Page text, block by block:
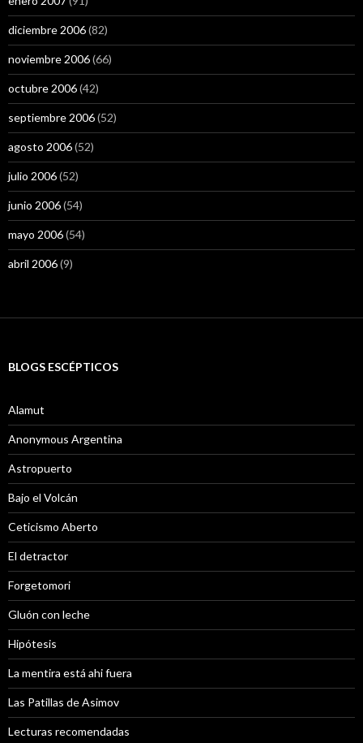
diciembre 2006(82)
noviembre 2006(66)
octubre 2006(42)
septiembre 2006(52)
agosto 2006(52)
julio 2006(52)
junio 2006(54)
mayo 2006(54)
abril 2006(9)
BLOGS ESCÉPTICOS
Alamut
Anonymous Argentina
Astropuerto
Bajo el Volcán
Ceticismo Aberto
El detractor
Forgetomori
Gluón con leche
Hipótesis
La mentira está ahi fuera
Las Patillas de Asimov
Lecturas recomendadas